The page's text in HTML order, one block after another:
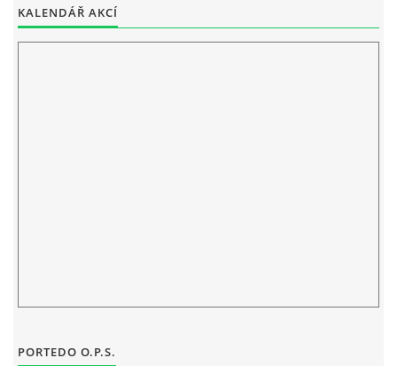
ELEKTRONICKÁ PODATELNA
KALENDÁŘ AKCÍ
PORTEDO O.P.S.